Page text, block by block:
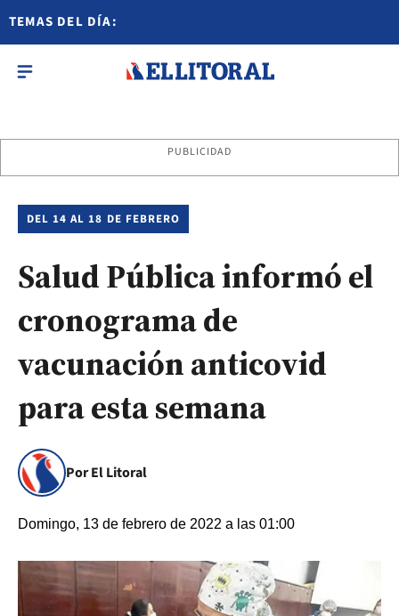
TEMAS DEL DÍA:
PUBLICIDAD
DEL 14 AL 18 DE FEBRERO
Salud Pública informó el
cronograma de
vacunación anticovid
para esta semana
Por El Litoral
Domingo, 13 de febrero de 2022 a las 01:00